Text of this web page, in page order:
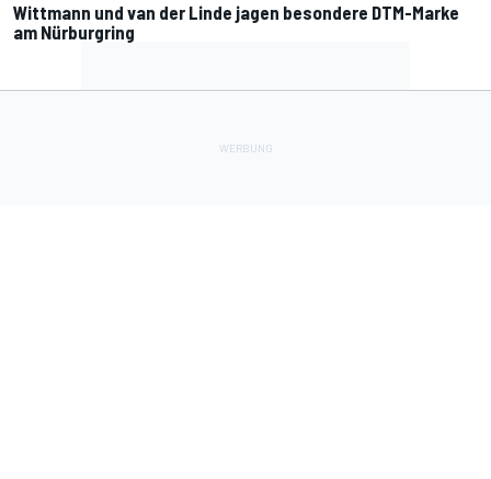
Wittmann und van der Linde jagen besondere DTM-Marke
am Nürburgring